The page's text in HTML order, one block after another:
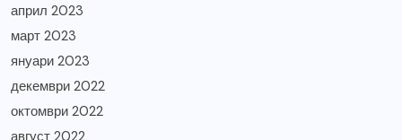
април 2023
март 2023
януари 2023
декември 2022
октомври 2022
август 2022